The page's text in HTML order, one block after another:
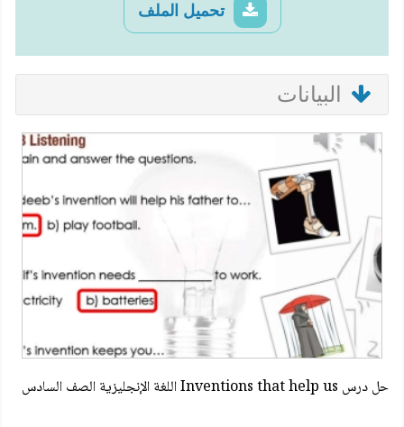
تحميل الملف
البيانات
حل درس Inventions that help us اللغة الإنجليزية الصف السادس